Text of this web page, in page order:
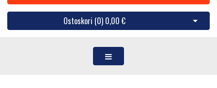
Ostoskori (0) 0,00 € Avaa